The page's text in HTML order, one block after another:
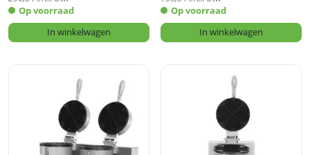
Op voorraad
In winkelwagen
Op voorraad
In winkelwagen